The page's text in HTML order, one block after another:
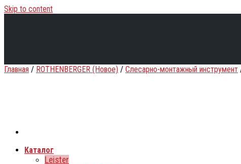
Skip to content
Каталог
Leister
Главная / ROTHENBERGER (Новое) / Слесарно-монтажный инструмент